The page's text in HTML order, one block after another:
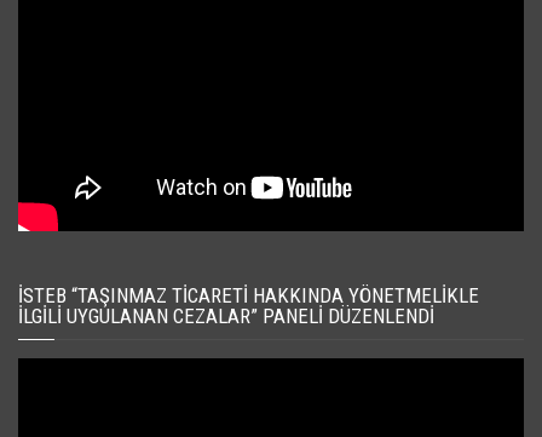
İSTEB “TAŞINMAZ TICARETI HAKKINDA YÖNETMELIKLE
İLGILI UYGULANAN CEZALAR” PANELI DÜZENLENDI